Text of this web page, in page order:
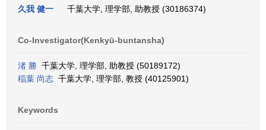
久我 健一 千葉大学, 理学部, 助教授 (30186374)
Co-Investigator(Kenkyū-buntansha)
渚 勝 千葉大学, 理学部, 助教授 (50189172)
稲葉 尚志 千葉大学, 理学部, 教授 (40125901)
Keywords